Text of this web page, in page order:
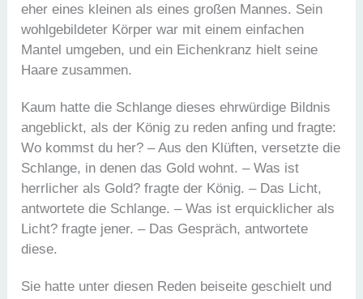
eher eines kleinen als eines großen Mannes. Sein
wohlgebildeter Körper war mit einem einfachen
Mantel umgeben, und ein Eichenkranz hielt seine
Haare zusammen.
Kaum hatte die Schlange dieses ehrwürdige Bildnis
angeblickt, als der König zu reden anfing und fragte:
Wo kommst du her? – Aus den Klüften, versetzte die
Schlange, in denen das Gold wohnt. – Was ist
herrlicher als Gold? fragte der König. – Das Licht,
antwortete die Schlange. – Was ist erquicklicher als
Licht? fragte jener. – Das Gespräch, antwortete
diese.
Sie hatte unter diesen Reden beiseite geschielt und